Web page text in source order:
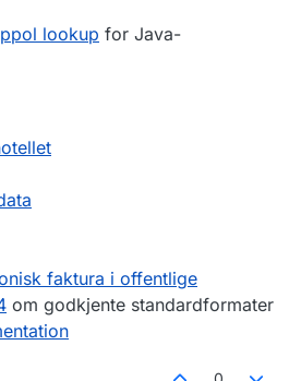
"scheme": "busdox-docid-qns"
"scheme"
"scheme"
lookup for Java-
faktura i offentlige
om godkjente standardformater